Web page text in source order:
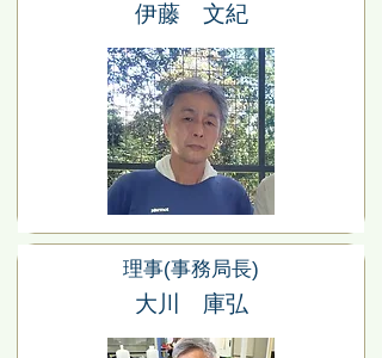
伊藤 文紀
理事(事務局長)
大川 庫弘